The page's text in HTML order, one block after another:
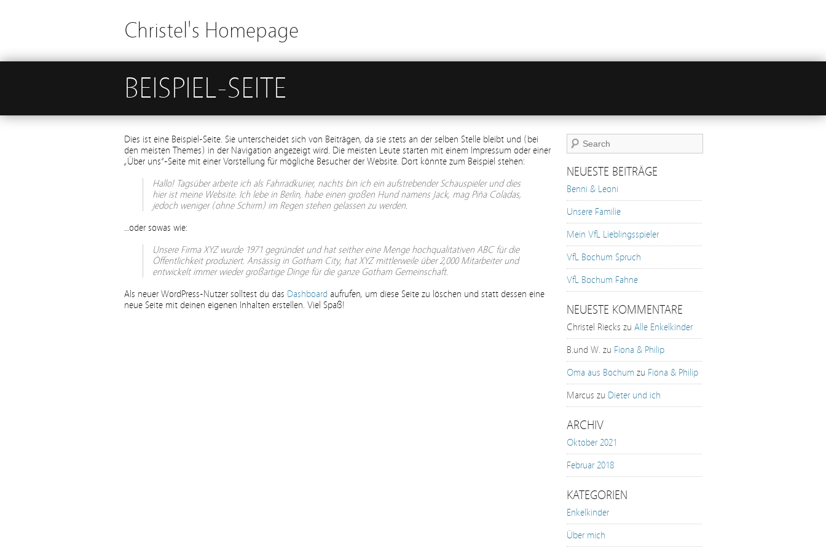
Christel's Homepage
BEISPIEL-SEITE
Dies ist eine Beispiel-Seite. Sie unterscheidet sich von Beiträgen, da sie stets an der selben Stelle bleibt und (bei
den meisten Themes) in der Navigation angezeigt wird. Die meisten Leute starten mit einem Impressum oder einer
„Über uns“-Seite mit einer Vorstellung für mögliche Besucher der Website. Dort könnte zum Beispiel stehen:
Hallo! Tagsüber arbeite ich als Fahrradkurier, nachts bin ich ein aufstrebender Schauspieler und dies
hier ist meine Website. Ich lebe in Berlin, habe einen großen Hund namens Jack, mag Piña Coladas,
jedoch weniger (ohne Schirm) im Regen stehen gelassen zu werden.
…oder sowas wie:
Unsere Firma XYZ wurde 1971 gegründet und hat seither eine Menge hochqualitativen ABC für die
Öffentlichkeit produziert. Ansässig in Gotham City, hat XYZ mittlerweile über 2,000 Mitarbeiter und
entwickelt immer wieder großartige Dinge für die ganze Gotham Gemeinschaft.
Als neuer WordPress-Nutzer solltest du das Dashboard aufrufen, um diese Seite zu löschen und statt dessen eine
neue Seite mit deinen eigenen Inhalten erstellen. Viel Spaß!
NEUESTE BEITRÄGE
Benni & Leoni
Unsere Familie
Mein VfL Lieblingsspieler
VfL Bochum Spruch
VfL Bochum Fahne
NEUESTE KOMMENTARE
Christel Riecks zu Alle Enkelkinder
B.und W. zu Fiona & Philip
Oma aus Bochum zu Fiona & Philip
Marcus zu Dieter und ich
ARCHIV
Oktober 2021
Februar 2018
KATEGORIEN
Enkelkinder
Über mich